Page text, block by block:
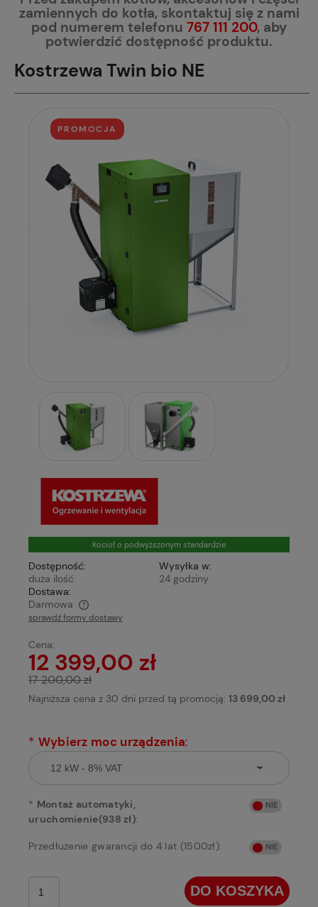
zamiennych do kotła, skontaktuj się z nami
pod numerem telefonu 767 111 200, aby
potwierdzić dostępność produktu.
Kostrzewa Twin bio NE
PROMOCJA
Kocioł o podwyższonym standardzie
Dostępność:
duża ilość
Wysyłka w:
24 godziny
Dostawa:
Darmowa
sprawdź formy dostawy
Cena:
12 399,00 zł
17 200,00 zł
Najniższa cena z 30 dni przed tą promocją: 13 699,00 zł
* Wybierz moc urządzenia:
* Montaż automatyki,
uruchomienie(938 zł):
Przedłużenie gwarancji do 4 lat (1500zł):
DO KOSZYKA